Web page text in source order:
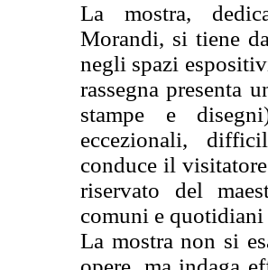
La mostra,
Morandi, si tiene
negli spazi
rassegna presenta
stampe e
eccezionali,
conduce il
riservato del
comuni e
La mostra non si